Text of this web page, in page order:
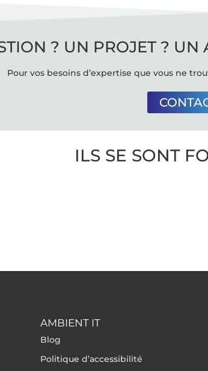
? UN PROJET ?
Pour vos besoins d’expertise que vous ne
ILS SE SONT
AMBIENT IT
Blog
Politique d’accessibilité